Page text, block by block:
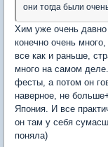
они тогда были
Хим уже очень
конечно очень
все как и раньше,
много на самом
фесты, а потом он
наверное, не
Япония. И все
он там у себя
поняла)